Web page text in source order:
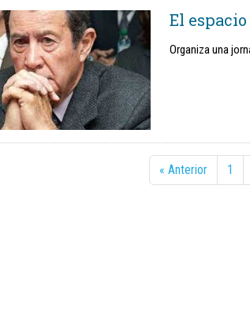
El
Organiza una
« Anterior 1